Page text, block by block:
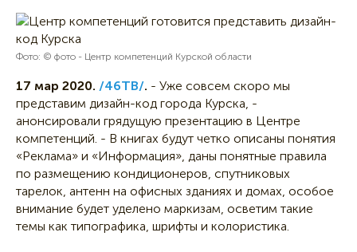
Фото: © фото - Центр компетенций Курской области
17 мар 2020. /46ТВ/. - Уже совсем скоро мы
представим дизайн-код города Курска, -
анонсировали грядущую презентацию в Центре
компетенций. - В книгах будут четко описаны понятия
«Реклама» и «Информация», даны понятные правила
по размещению кондиционеров, спутниковых
тарелок, антенн на офисных зданиях и домах, особое
внимание будет уделено маркизам, осветим такие
темы как типографика, шрифты и колористика.